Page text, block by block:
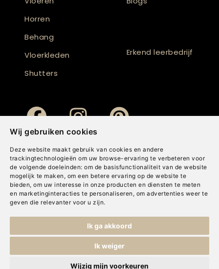
Wij gebruiken cookies
Deze website maakt gebruik van cookies en andere
trackingtechnologieën om uw browse-ervaring te verbeteren voor
de volgende doeleinden: om de basisfunctionaliteit van de website
mogelijk te maken , om een betere ervaring op de website te
bieden, om uw interesse in onze producten en diensten te meten
en marketinginteracties te personaliseren , om advertenties weer te
geven die relevanter voor u zijn.
Ik ga akkoord
Ik weiger
Wijzig mijn voorkeuren
Horren
Behang
Vloerkleden
Shutters
Erkend leerbedrijf
Cookies